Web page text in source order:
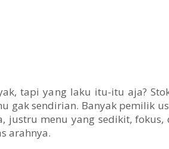
tapi yang laku itu-itu aja?
gak sendirian. Banyak pemilik
justru menu yang sedikit,
arahnya.